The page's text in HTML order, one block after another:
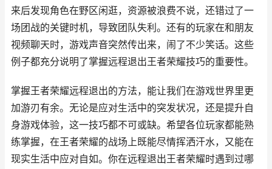
来后发现角色在野区闲逛，资源被浪费不说，还错过了一
场团战的关键时机，导致团队失利。还有的玩家在和朋友
视频聊天时，游戏声音突然传出来，闹了不少笑话。这些
例子都充分说明了掌握远程退出王者荣耀技巧的重要性。
掌握王者荣耀远程退出的方法，能让我们在游戏世界里更
加游刃有余。无论是应对生活中的突发状况，还是提升自
身游戏体验，这一技巧都不可或缺。希望各位玩家都能熟
练掌握，在王者荣耀的战场上既能尽情挥洒汗水，又能在
现实生活中应对自如。你在远程退出王者荣耀时遇到过哪